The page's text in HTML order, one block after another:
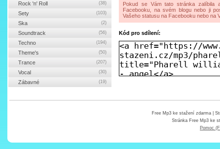
Pokud se Vám tato stránka zalíbila
Facebooku, na svém blogu nebo ji
Vašeho statusu na Facebooku nebo na
Kód pro sdílení:
Rock 'n' Roll (38)
Sety (103)
Ska (2)
Soundtrack (56)
Techno (194)
Theme's (50)
Trance (207)
Vocal (30)
Zábavné (19)
Free Mp3 ke stažení zdarma|
Stránka Free Mp3 ke
Pomoc